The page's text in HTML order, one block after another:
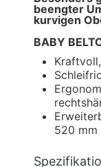
beengter
kurvigen
BABY
520 mm